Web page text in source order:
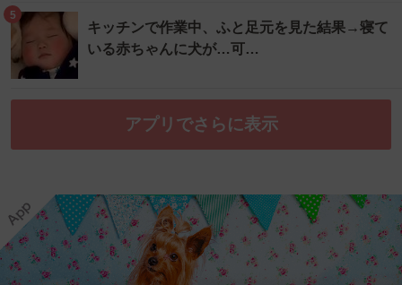
5
キッチンで作業中、ふと足元を見た結果→寝て
いる赤ちゃんに犬が…可…
アプリでさらに表示